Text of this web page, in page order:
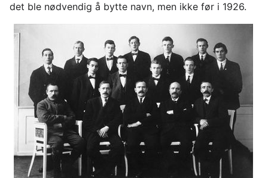
det ble nødvendig å bytte navn, men ikke før i 1926.